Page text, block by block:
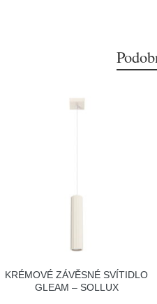
KRÉMOVÉ ZÁVĚSNÉ SVÍTIDLO
GLEAM – SOLLUX